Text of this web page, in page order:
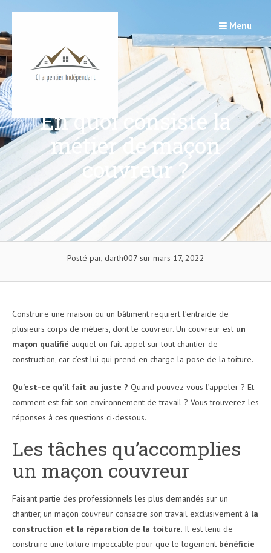
contenu
Menu
En quoi consiste la
métier de maçon
couvreur ?
Posté par, darth007 sur mars 17, 2022
Construire une maison ou un bâtiment requiert l’entraide de
plusieurs corps de métiers, dont le couvreur. Un couvreur est un
maçon qualifié auquel on fait appel sur tout chantier de
construction, car c’est lui qui prend en charge la pose de la toiture.
Qu’est-ce qu’il fait au juste ? Quand pouvez-vous l’appeler ? Et
comment est fait son environnement de travail ? Vous trouverez les
réponses à ces questions ci-dessous.
Les tâches qu’accomplies
un maçon couvreur
Faisant partie des professionnels les plus demandés sur un
chantier, un maçon couvreur consacre son travail exclusivement à la
construction et la réparation de la toiture. Il est tenu de
construire une toiture impeccable pour que le logement bénéficie